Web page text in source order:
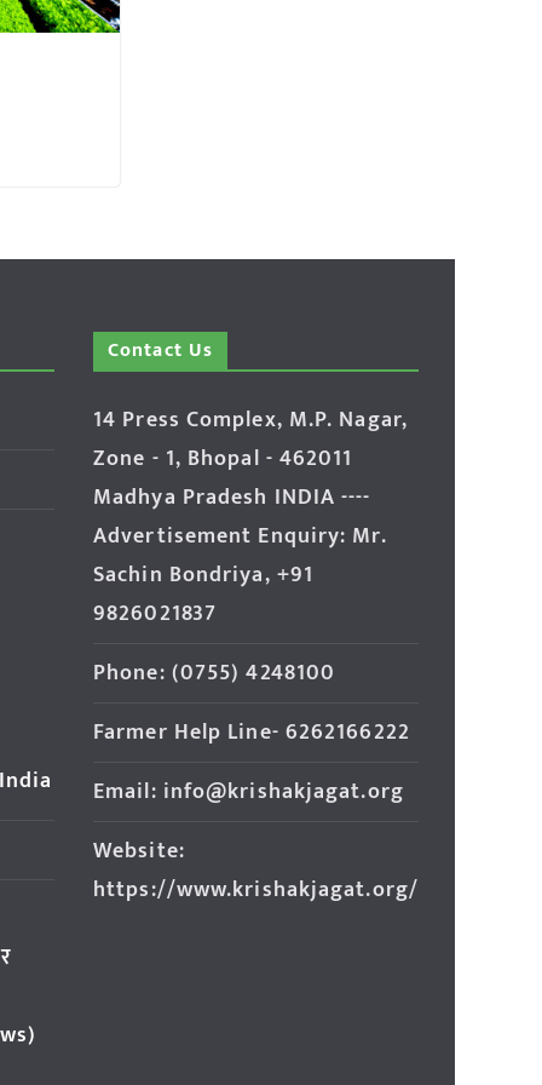
Contact Us
14 Press Complex, M.P. Nagar,
Zone - 1, Bhopal - 462011
Madhya Pradesh INDIA ----
Advertisement Enquiry: Mr.
Sachin Bondriya, +91
9826021837
Phone: (0755) 4248100
Farmer Help Line- 6262166222
Email: info@krishakjagat.org
Website:
https://www.krishakjagat.org/